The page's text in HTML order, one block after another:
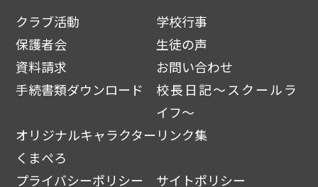
クラブ活動
学校行事
保護者会
生徒の声
資料請求
お問い合わせ
手続書類ダウンロード
校長日記～スクールラ
イフ～
オリジナルキャラクター
くまぺろ
リンク集
プライバシーポリシー サイトポリシー